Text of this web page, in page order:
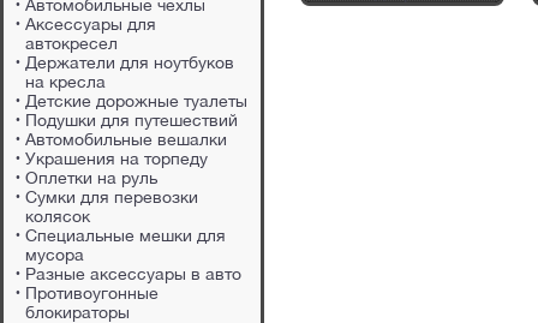
Автомобильные чехлы
Аксессуары для
автокресел
Держатели для ноутбуков
на кресла
Детские дорожные туалеты
Подушки для путешествий
Автомобильные вешалки
Украшения на торпеду
Оплетки на руль
Сумки для перевозки
колясок
Специальные мешки для
мусора
Разные аксессуары в авто
Противоугонные
блокираторы